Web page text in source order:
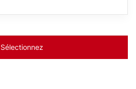
Sélectionnez